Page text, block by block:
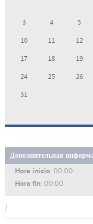
3 4 5
10 11 12
17 18 19
24 25 26
31
Дополнительная
Hora inicio: 00:00
Hora fin: 00:00
/